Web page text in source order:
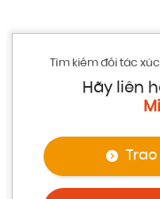
Tìm kiếm đối tác
Hãy liên